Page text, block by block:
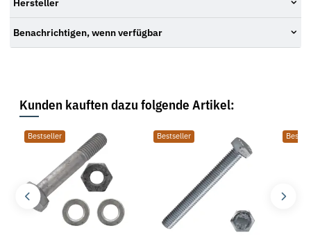
Hersteller
Benachrichtigen, wenn verfügbar
Kunden kauften dazu folgende Artikel:
Bestseller Bestseller